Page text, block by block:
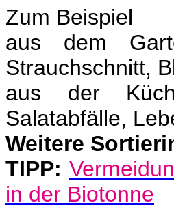
Zum Beispiel
aus dem
Strauchschnitt,
aus der
Salatabfälle,
Weitere
TIPP:
in der Biotonne